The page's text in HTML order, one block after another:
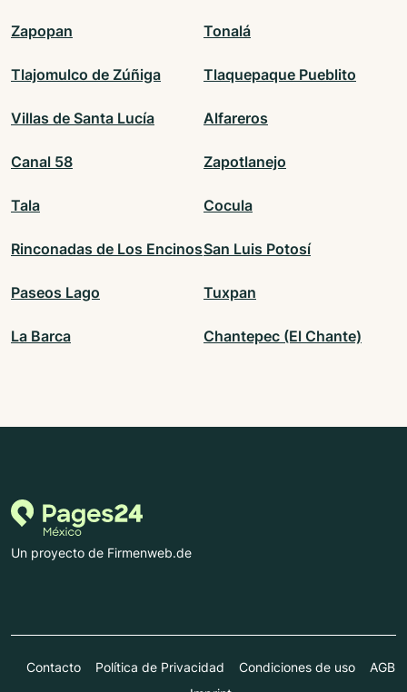
Zapopan Tonalá
Tlajomulco de Zúñiga Tlaquepaque Pueblito
Villas de Santa Lucía Alfareros
Canal 58 Zapotlanejo
Tala Cocula
Rinconadas de Los EncinosSan Luis Potosí
Paseos Lago Tuxpan
La Barca Chantepec (El Chante)
Un proyecto de Firmenweb.de
Contacto Política de Privacidad Condiciones de uso
AGB